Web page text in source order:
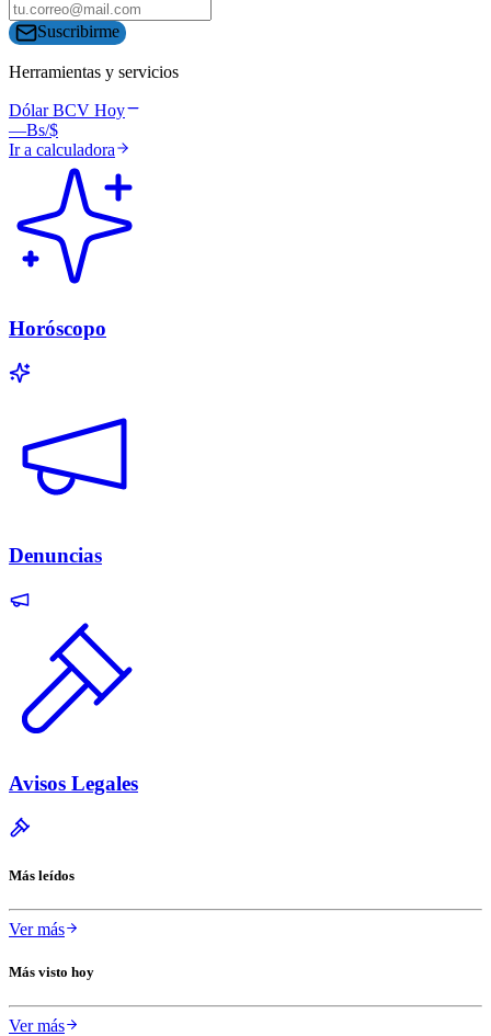
Suscribirme
Herramientas y servicios
Dólar BCV Hoy
—Bs/$
Ir a calculadora
Horóscopo
Denuncias
Avisos Legales
Más leídos
Ver más
Más visto hoy
Ver más